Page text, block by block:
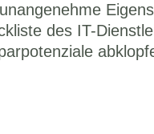
des IT-